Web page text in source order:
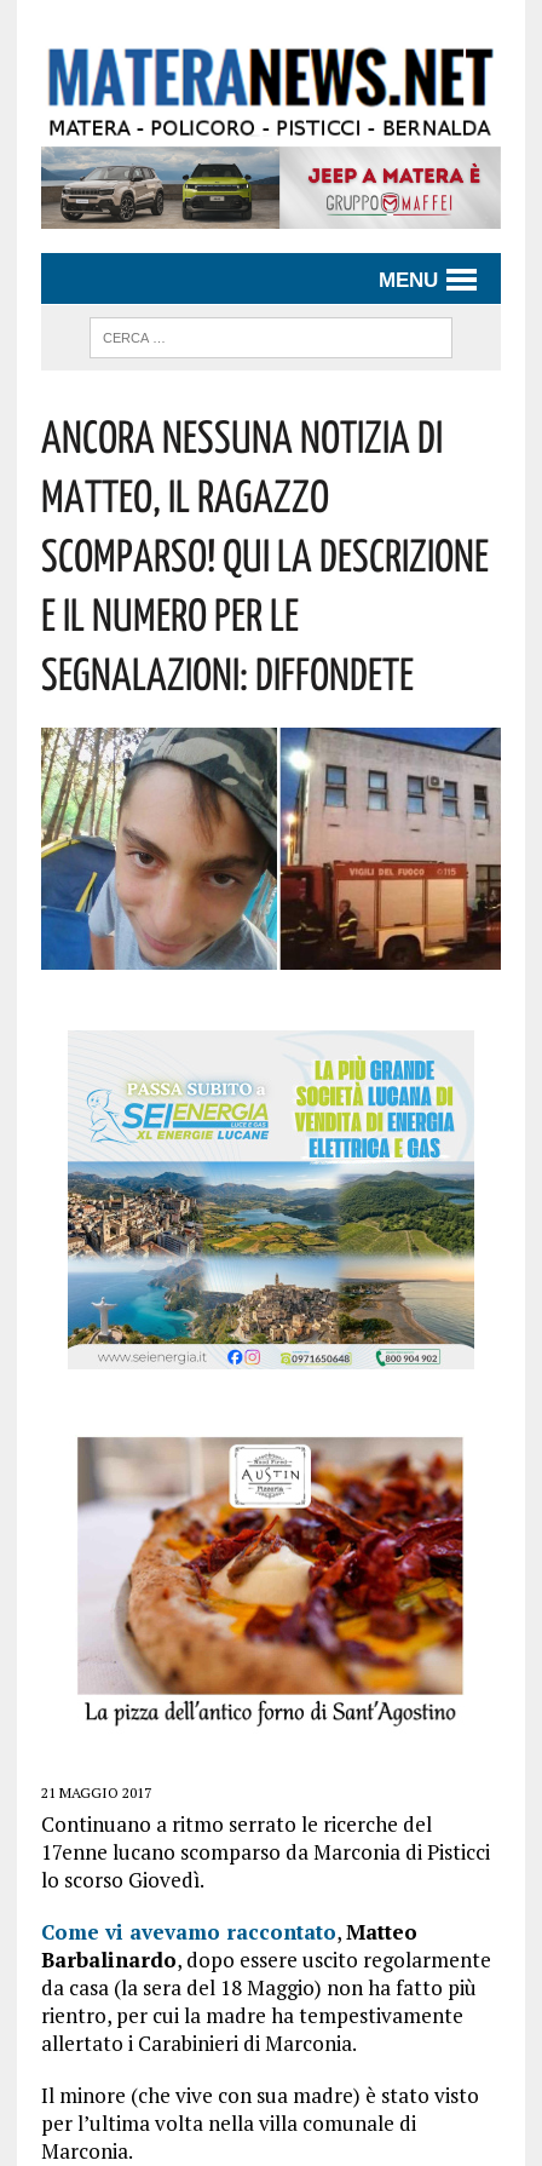
MENU
ANCORA NESSUNA NOTIZIA DI
MATTEO, IL RAGAZZO
SCOMPARSO! QUI LA DESCRIZIONE
E IL NUMERO PER LE
SEGNALAZIONI: DIFFONDETE
21 MAGGIO 2017
Continuano a ritmo serrato le ricerche del
17enne lucano scomparso da Marconia di Pisticci
lo scorso Giovedì.
Come vi avevamo raccontato,Matteo
Barbalinardo, dopo essere uscito regolarmente
da casa (la sera del 18 Maggio) non ha fatto più
rientro, per cui la madre ha tempestivamente
allertato i Carabinieri di Marconia.
Il minore (che vive con sua madre) è stato visto
per l’ultima volta nella villa comunale di
Marconia.